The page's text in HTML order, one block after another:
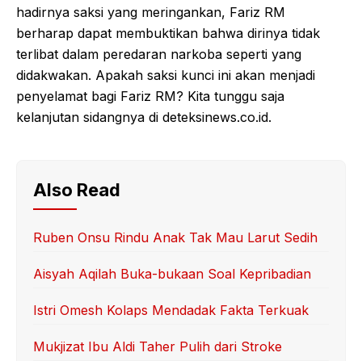
hadirnya saksi yang meringankan, Fariz RM
berharap dapat membuktikan bahwa dirinya tidak
terlibat dalam peredaran narkoba seperti yang
didakwakan. Apakah saksi kunci ini akan menjadi
penyelamat bagi Fariz RM? Kita tunggu saja
kelanjutan sidangnya di deteksinews.co.id.
Also Read
Ruben Onsu Rindu Anak Tak Mau Larut Sedih
Aisyah Aqilah Buka-bukaan Soal Kepribadian
Istri Omesh Kolaps Mendadak Fakta Terkuak
Mukjizat Ibu Aldi Taher Pulih dari Stroke